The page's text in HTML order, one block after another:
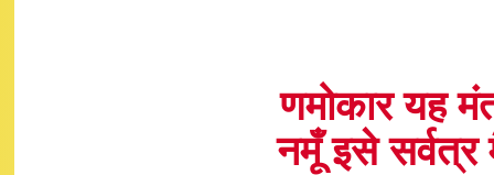
णमोकार यह
नमूँ इसे